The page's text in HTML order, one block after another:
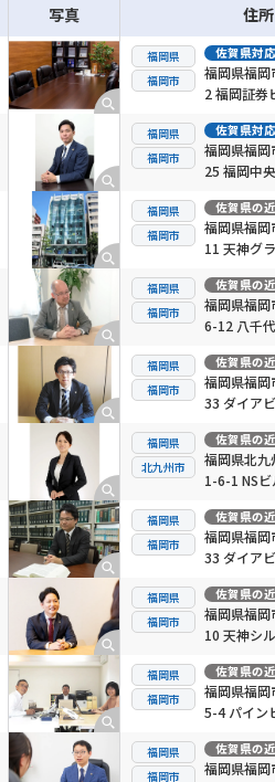
写真 住所
福岡県
福岡市
佐賀県対
福岡県福
2 福岡証券
福岡県
福岡市
佐賀県対
福岡県福
25 福岡中
福岡県
福岡市
佐賀県の
福岡県福
11 天神グ
福岡県
福岡市
佐賀県の
福岡県福
6-12 八千
福岡県
福岡市
佐賀県の
福岡県福
33 ダイア
福岡県
北九州市
佐賀県の
福岡県北九
1-6-1 NS
福岡県
福岡市
佐賀県の
福岡県福
33 ダイア
福岡県
福岡市
佐賀県の
福岡県福
10 天神シ
福岡県
福岡市
佐賀県の
福岡県福
5-4 パイン
福岡県
福岡市
佐賀県の
福岡県福